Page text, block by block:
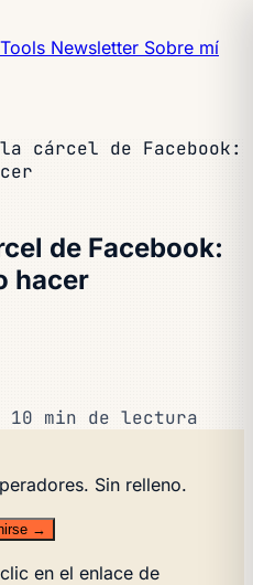
Tools Newsletter Sobre mí
cárcel de Facebook:
de Facebook:
hacer
10 min de lectura
Sin relleno.
→
en el enlace de